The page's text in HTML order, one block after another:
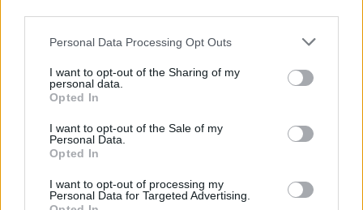
Personal Data Processing Opt Outs
I want to opt-out of the Sharing of my
personal data.
Opted In
I want to opt-out of the Sale of my
Personal Data.
Opted In
I want to opt-out of processing my
Personal Data for Targeted Advertising.
Africe a na Blízkém východě v naději, že zachrání druh,
který je velmi důležitý pro ekosystémy. Supi likvidují
mršiny, a tím omezují šíření nemocí.
Dopad současných konfliktů na migraci supů bude s
jistotou znám až na konci léta, ale ornitologové, pastevci a
jisti: bude jich méně.
Aneb jak říká Raimond Kola, fotograf divoké přírody žijící v
hojný počet stěhovavých ptáků: "Války nezabíjejí jen lidi,
války ničí všechno, dokonce i oblohu."